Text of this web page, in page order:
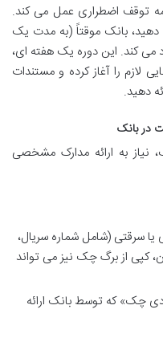
توقف اضطراری عمل می کند.
بانک موقتاً (به مدت یک
کند. این دوره یک هفته ای،
لازم را آغاز کرده و مستندات
دهید.
در بانک
نیاز به ارائه مدارک مشخصی
(شامل شماره سریال،
کپی از برگ چک نیز می تواند
چک» که توسط بانک ارائه